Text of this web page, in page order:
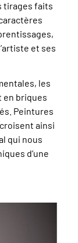
tirages faits
et ses
les
en briques
Peintures
ainsi
qui nous
d’une